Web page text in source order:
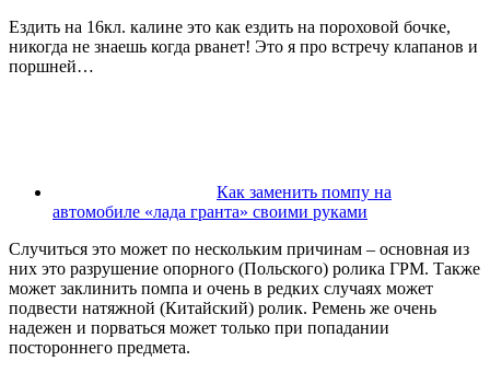
Ездить на 16кл. калине это как ездить на пороховой бочке,
никогда не знаешь когда рванет! Это я про встречу клапанов и
поршней…
Как заменить помпу на
автомобиле «лада гранта» своими руками
Случиться это может по нескольким причинам – основная из
них это разрушение опорного (Польского) ролика ГРМ. Также
может заклинить помпа и очень в редких случаях может
подвести натяжной (Китайский) ролик. Ремень же очень
надежен и порваться может только при попадании
постороннего предмета.